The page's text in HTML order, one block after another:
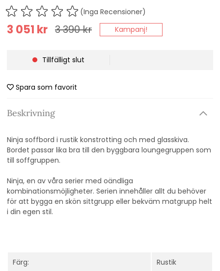
(Inga Recensioner)
3 390kr
3 051 kr Kampanj!
Tillfälligt slut
Spara som favorit
Beskrivning
Ninja soffbord i rustik konstrotting och med glasskiva.
Bordet passar lika bra till den byggbara loungegruppen som
till soffgruppen.
Ninja, en av våra serier med oändliga
kombinationsmöjligheter. Serien innehåller allt du behöver
för att bygga en skön sittgrupp eller bekväm matgrupp helt
i din egen stil.
Färg: Rustik